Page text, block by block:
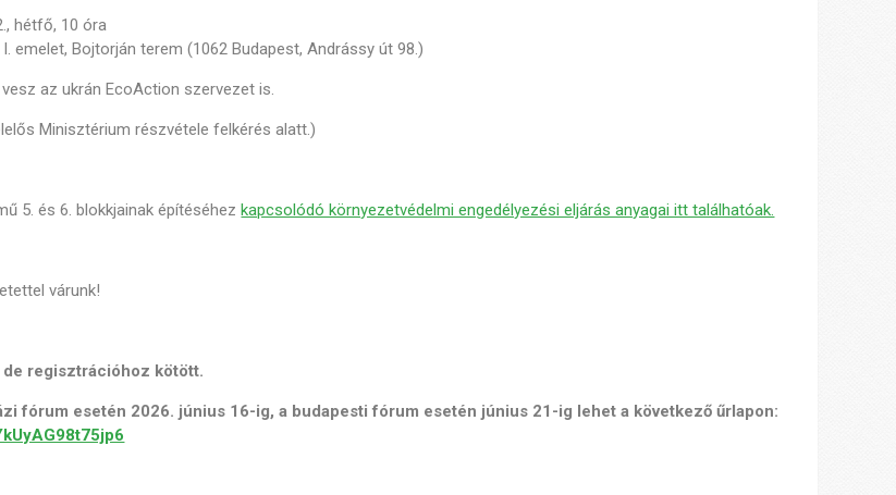
hétfő, 10 óra
emelet, Bojtorján terem (1062 Budapest, Andrássy út 98.)
az ukrán EcoAction szervezet is.
Minisztérium részvétele felkérés alatt.)
5. és 6. blokkjainak építéséhezkapcsolódó környezetvédelmi engedélyezési eljárás anyagai itt találhatóak.
várunk!
regisztrációhoz kötött.
fórum esetén 2026. június 16-ig, a budapesti fórum esetén június 21-ig lehet a következő űrlapon: